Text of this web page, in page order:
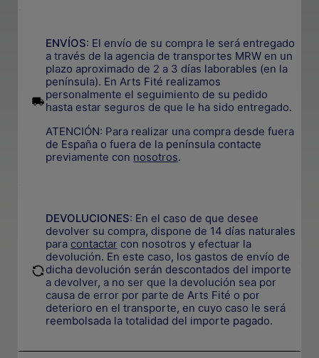
ENVÍOS: El envío de su compra le será entregado
a través de la agencia de transportes MRW en un
plazo aproximado de 2 a 3 días laborables (en la
península). En Arts Fité realizamos
personalmente el seguimiento de su pedido
hasta estar seguros de que le ha sido entregado.
ATENCIÓN: Para realizar una compra desde fuera
de España o fuera de la península contacte
previamente con nosotros.
DEVOLUCIONES: En el caso de que desee
devolver su compra, dispone de 14 días naturales
para contactar con nosotros y efectuar la
devolución. En este caso, los gastos de envío de
dicha devolución serán descontados del importe
a devolver, a no ser que la devolución sea por
causa de error por parte de Arts Fité o por
deterioro en el transporte, en cuyo caso le será
reembolsada la totalidad del importe pagado.